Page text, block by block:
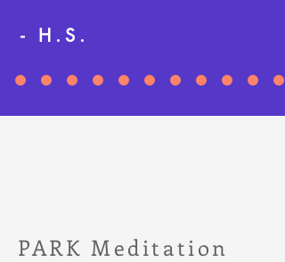
- H.S.
PARK Meditation